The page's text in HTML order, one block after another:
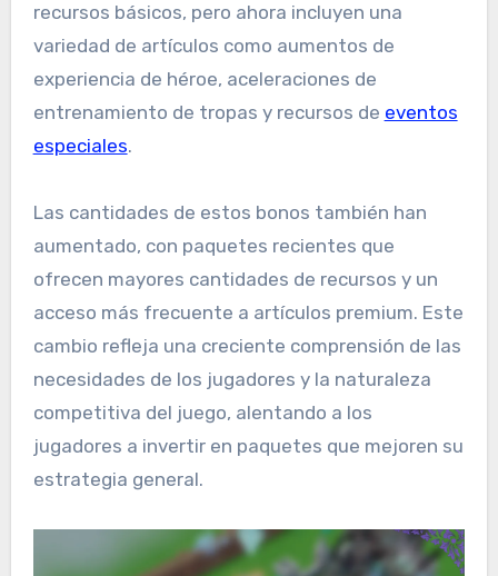
recursos básicos, pero ahora incluyen una
variedad de artículos como aumentos de
experiencia de héroe, aceleraciones de
entrenamiento de tropas y recursos de eventos
especiales.
Las cantidades de estos bonos también han
aumentado, con paquetes recientes que
ofrecen mayores cantidades de recursos y un
acceso más frecuente a artículos premium. Este
cambio refleja una creciente comprensión de las
necesidades de los jugadores y la naturaleza
competitiva del juego, alentando a los
jugadores a invertir en paquetes que mejoren su
estrategia general.